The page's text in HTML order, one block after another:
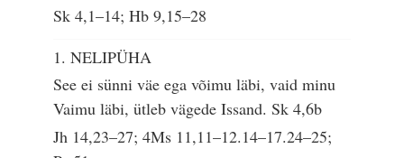
Sk 4,1–14; Hb 9,15–28
1. NELIPÜHA
See ei sünni väe ega võimu läbi, vaid minu
Vaimu läbi, ütleb vägede Issand.Sk 4,6b
Jh 14,23–27; 4Ms 11,11–12.14–17.24–25;